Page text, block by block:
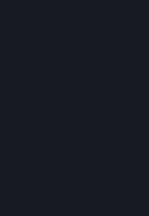
Pengembalian dana
pembelian dan
aplikasi game dan
ringkasan cara kerja
(konten Toko Steam
Pengembalian dana